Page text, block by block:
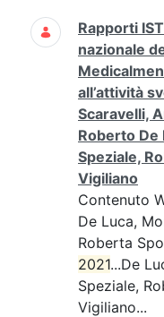
Rapporti
nazionale
all’attività
Scaravelli,
Roberto De
Speziale,
Vigiliano
Contenuto
De Luca,
Roberta
2021...De
Speziale,
Vigiliano...